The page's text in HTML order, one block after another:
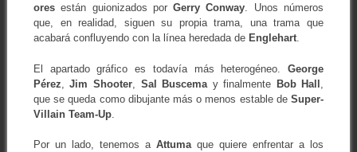
oresestán guionizados porGerry Conway. Unos números
que, en realidad, siguen su propia trama, una trama que
acabará confluyendo con la línea heredada de Englehart.
El apartado gráfico es todavía más heterogéneo.George
Pérez ,Jim Shooter, Sal Buscema y finalmente Bob Hall
que se queda como dibujante más o menos estable deSuper-
Villain Team-Up.
Por un lado, tenemos a Attumaque quiere enfrentar a los